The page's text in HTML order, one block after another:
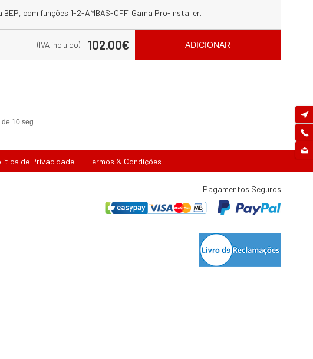
com funções 1-2-AMBAS-OFF. Gama Pro-Installer.
(IVA incluído) 102.00€ ADICIONAR
de 10 seg
de Privacidade Termos & Condições
Pagamentos Seguros